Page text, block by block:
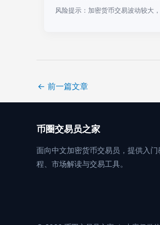
风险提示：加密货币交易波动较大
← 前一篇文章
币圈交易员之家
面向中文加密货币交易员，提供入门
程、市场解读与交易工具。